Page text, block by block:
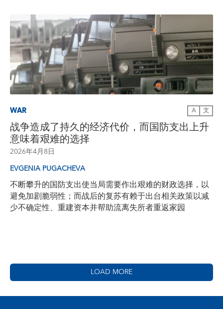
WAR A 文
战争造成了持久的经济代价，而国防支出上升
意味着艰难的选择
2026年4月8日
EVGENIA PUGACHEVA
不断攀升的国防支出使当局需要作出艰难的财政选择，以
避免加剧脆弱性；而战后的复苏有赖于出台相关政策以减
少不确定性、重建资本并帮助流离失所者重返家园
LOAD MORE